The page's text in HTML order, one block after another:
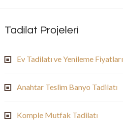
Tadilat Projeleri
Ev Tadilatı ve Yenileme Fiyatları
Anahtar Teslim Banyo Tadilatı
Komple Mutfak Tadilatı